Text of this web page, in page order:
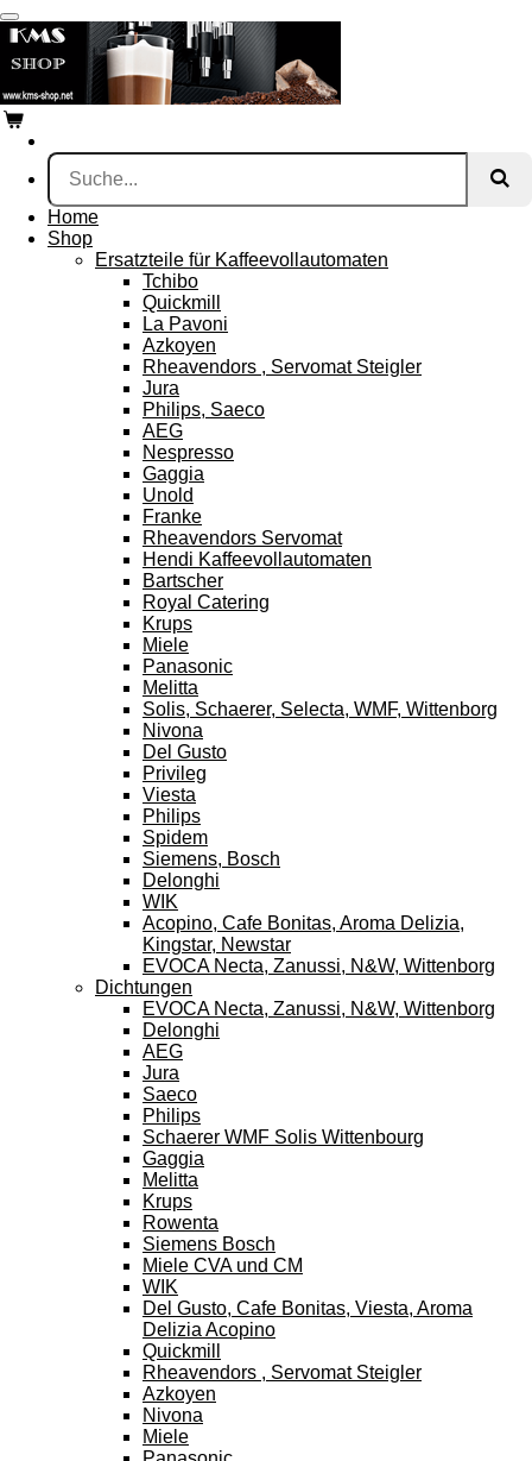
Zum
Hauptinhalt
springen
Home
Shop
Ersatzteile für Kaffeevollautomaten
Tchibo
Quickmill
La Pavoni
Azkoyen
Rheavendors , Servomat Steigler
Jura
Philips, Saeco
AEG
Nespresso
Gaggia
Unold
Franke
Rheavendors Servomat
Hendi Kaffeevollautomaten
Bartscher
Royal Catering
Krups
Miele
Panasonic
Melitta
Solis, Schaerer, Selecta, WMF, Wittenborg
Nivona
Del Gusto
Privileg
Viesta
Philips
Spidem
Siemens, Bosch
Delonghi
WIK
Acopino, Cafe Bonitas, Aroma Delizia,
Kingstar, Newstar
EVOCA Necta, Zanussi, N&W, Wittenborg
Dichtungen
EVOCA Necta, Zanussi, N&W, Wittenborg
Delonghi
AEG
Jura
Saeco
Philips
Schaerer WMF Solis Wittenbourg
Gaggia
Melitta
Krups
Rowenta
Siemens Bosch
Miele CVA und CM
WIK
Del Gusto, Cafe Bonitas, Viesta, Aroma
Delizia Acopino
Quickmill
Rheavendors , Servomat Steigler
Azkoyen
Nivona
Miele